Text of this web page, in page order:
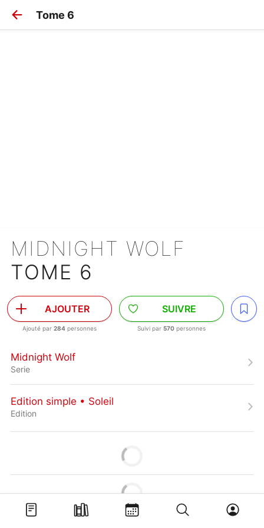
Tome 6
MIDNIGHT WOLF
TOME 6
AJOUTER
Ajouté par 284 personnes
SUIVRE
Suivi par 570 personnes
Midnight Wolf
Serie
Edition simple • Soleil
Edition